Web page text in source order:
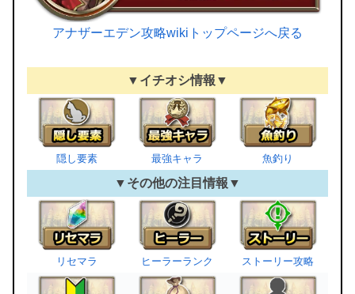
アナザーエデン攻略wikiトップページへ戻る
▼イチオシ情報▼
隠し要素 最強キャラ 魚釣り
▼その他の注目情報▼
リセマラ ヒーラーランク ストーリー攻略